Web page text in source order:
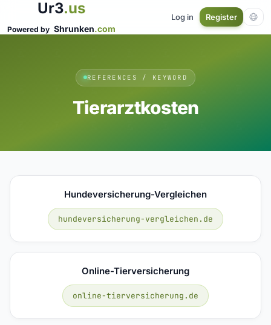
Ur3.us
Powered by Shrunken.com
Log in Register
REFERENCES / KEYWORD
Tierarztkosten
Hundeversicherung-Vergleichen
hundeversicherung-vergleichen.de
Online-Tierversicherung
online-tierversicherung.de